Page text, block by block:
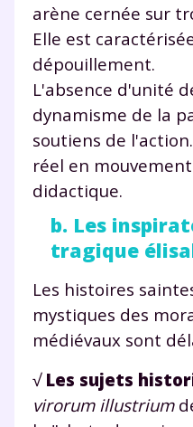
arène cernée sur
Elle est
dépouillement.
L'absence d'unité
dynamisme de la
soutiens de
réel en
didactique.
b. Les
tragique
Les histoires
mystiques des
médiévaux sont
√ Les sujets
virorum illustrium